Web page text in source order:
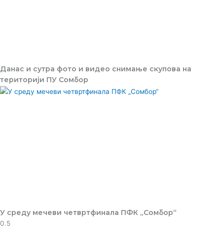
Данас и сутра фото и видео снимање скупова на
територији ПУ Сомбор
У среду мечеви четвртфинала ПФК „Сомбор“